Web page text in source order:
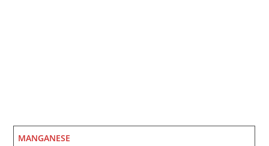
MANGANESE